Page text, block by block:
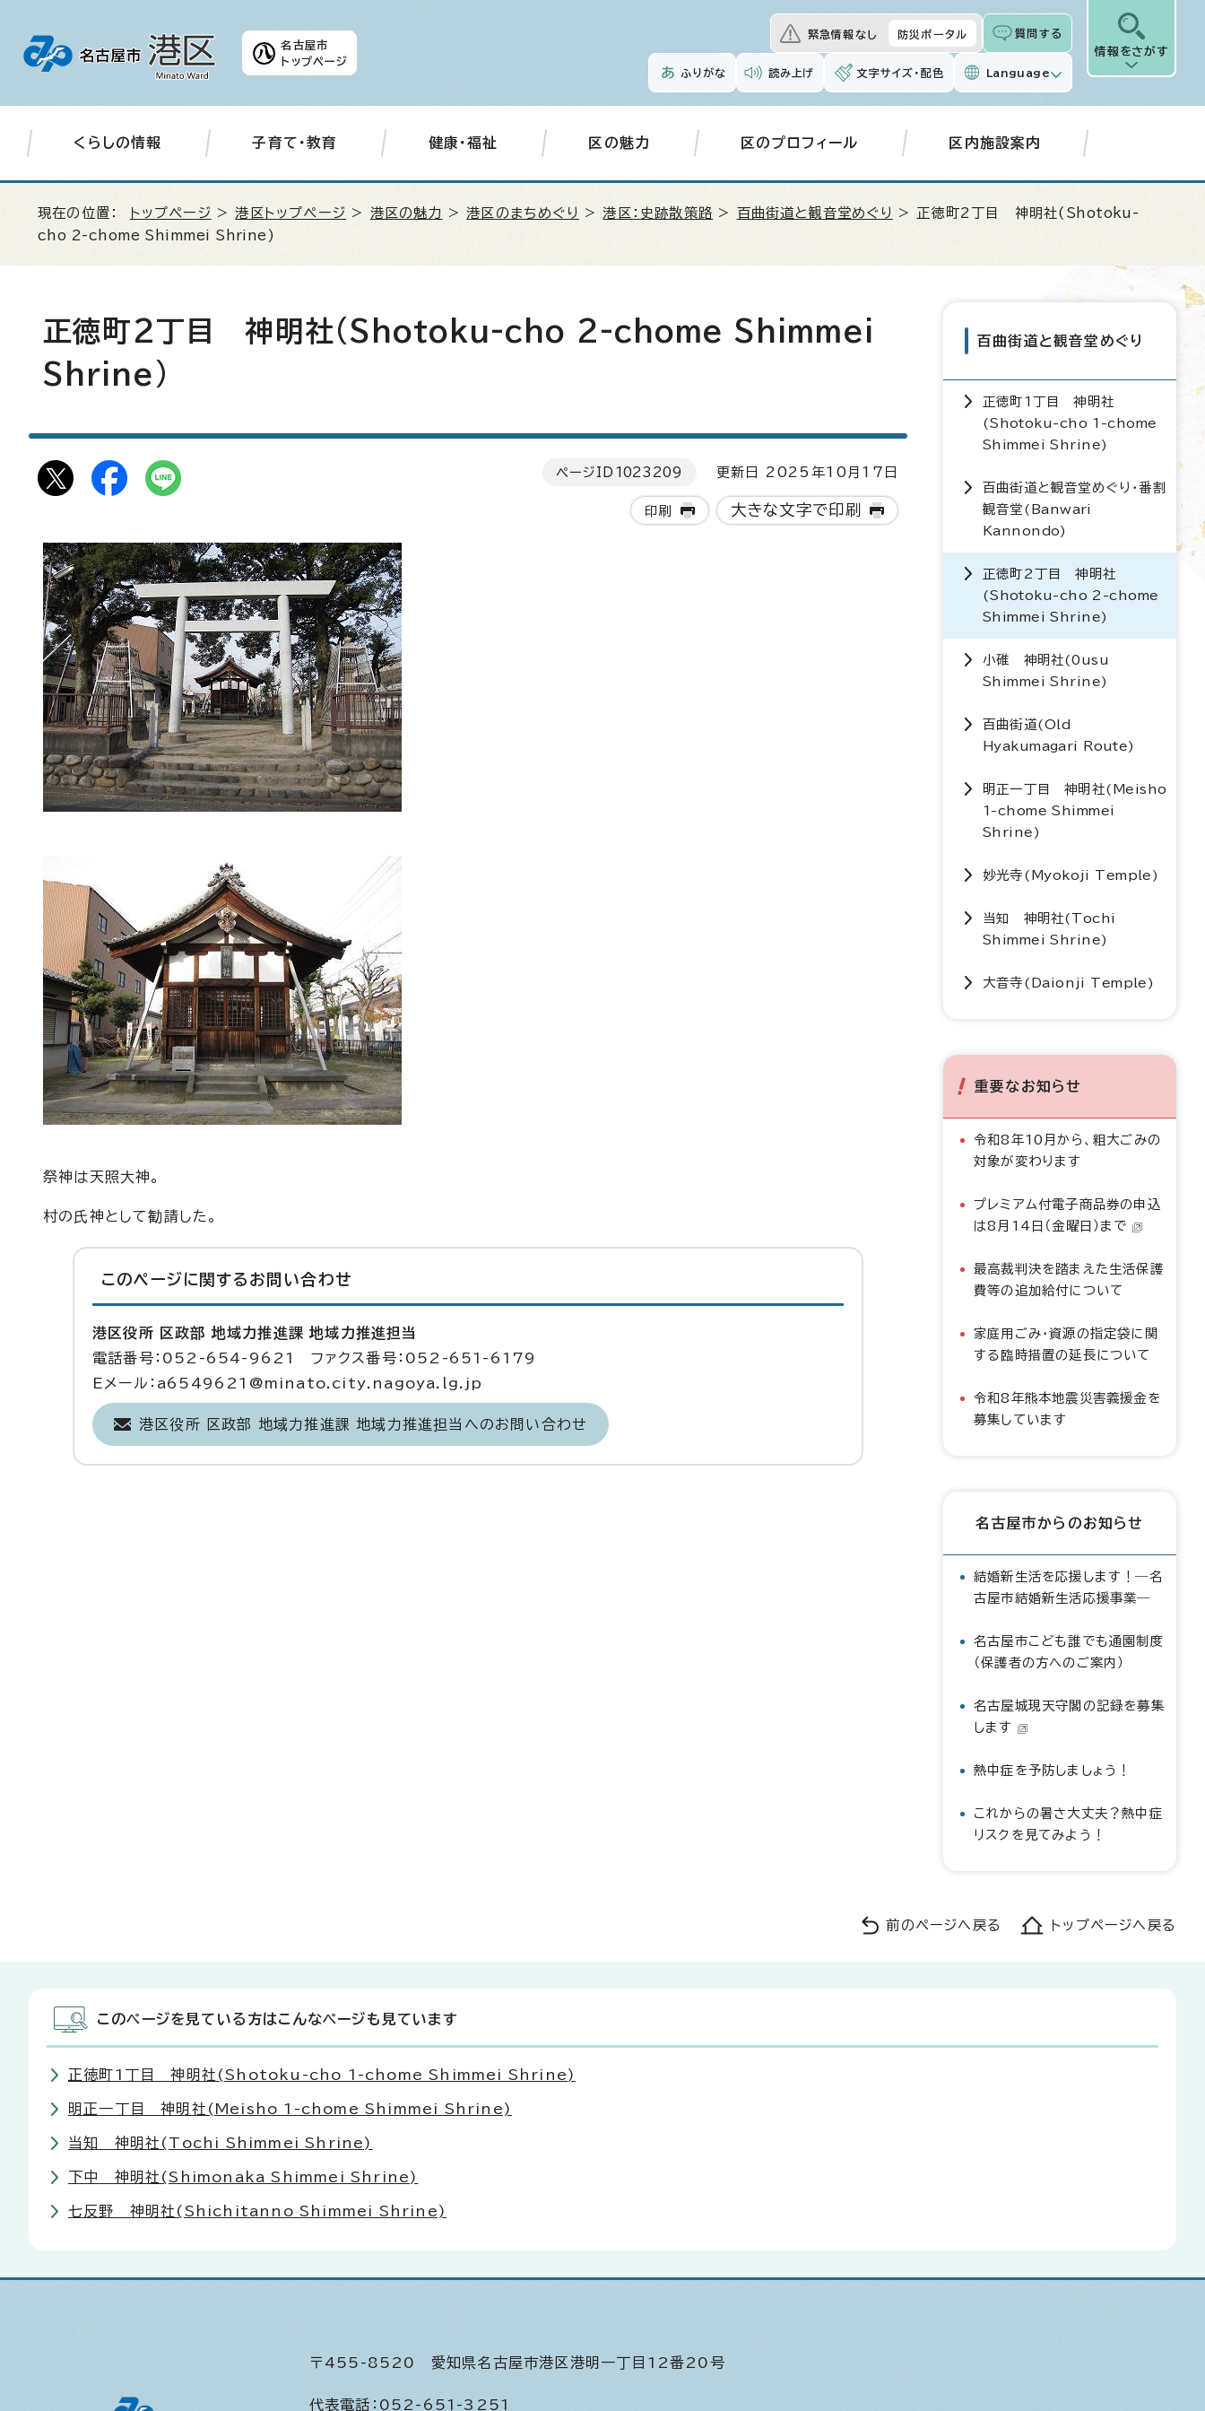
名古屋市
トップページ
緊急情報なし 防災ポータル 質問する
ふりがな 読み上げ 文字サイズ・配色 Language
情報をさがす
くらしの情報 子育て・教育 健康・福祉 区の魅力 区のプロフィール 区内施設案内
現在の位置： トップページ >港区トップページ > 港区の魅力 >港区のまちめぐり >港区：史跡散策路 > 百曲街道と観音堂めぐり > 正徳町2丁目 神明社( Shotoku-
cho 2-chome Shimmei Shrine )
正徳町2丁目 神明社( Shotoku-cho 2-chome Shimmei
Shrine )
ページID 1023209 更新日 2025年10月17日
印刷 大きな文字で印刷
祭神は天照大神。
村の氏神として勧請した。
このページに関する お問い合わせ
港区役所 区政部 地域力推進課 地域力推進担当
電話番号：052-654-9621 ファクス番号：052-651-6179
Eメール：a6549621@minato.city.nagoya.lg.jp
港区役所 区政部 地域力推進課 地域力推進担当へのお問い合わせ
百曲街道と観音堂めぐり
正徳町1丁目 神明社
(Shotoku-cho 1-chome
Shimmei Shrine)
百曲街道と観音堂めぐり・番割
観音堂( Banwari
Kannondo)
正徳町2丁目 神明社
(Shotoku-cho 2-chome
Shimmei Shrine)
小碓 神明社(0usu
Shimmei Shrine)
百曲街道(Old
Hyakumagari Route)
明正一丁目 神明社( Meisho
1-chome Shimmei
Shrine )
妙光寺( Myokoji Temple )
当知 神明社( Tochi
Shimmei Shrine)
大音寺( Daionji Temple )
重要なお知らせ
令和8年10月から、粗大ごみの
対象が変わります
プレミアム付電子商品券の申込
は8月14日（金曜日）まで
最高裁判決を踏まえた生活保護
費等の追加給付について
家庭用ごみ・資源の指定袋に関
する臨時措置の延長について
令和8年熊本地震災害義援金を
募集しています
名古屋市からのお知らせ
結婚新生活を応援します！―名
古屋市結婚新生活応援事業―
名古屋市こども誰でも通園制度
（保護者の方へのご案内）
名古屋城現天守閣の記録を募集
します
熱中症を予防しましょう！
これからの暑さ大丈夫？熱中症
リスクを見てみよう！
前のページへ戻る トップページへ戻る
このページを見ている方はこんなページも見ています
正徳町1丁目 神明社(Shotoku-cho 1-chome Shimmei Shrine)
明正一丁目 神明社(Meisho 1-chome Shimmei Shrine)
当知 神明社(Tochi Shimmei Shrine)
下中 神明社(Shimonaka Shimmei Shrine)
七反野 神明社(Shichitanno Shimmei Shrine)
〒455-8520 愛知県名古屋市港区港明一丁目12番20号
代表電話： 052-651-3251